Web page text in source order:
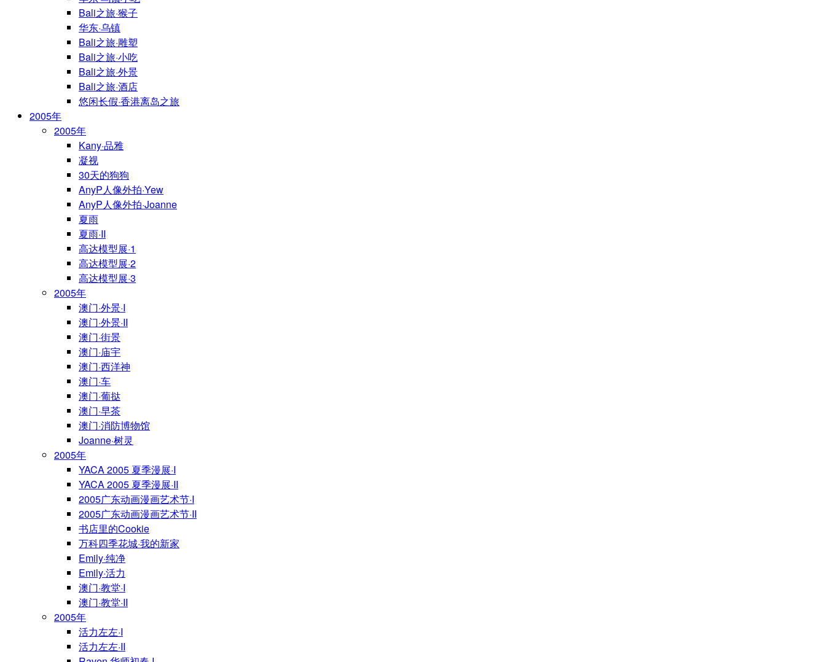
Bali之旅·猴子
华东·乌镇
Bali之旅·雕塑
Bali之旅·小吃
Bali之旅·外景
Bali之旅·酒店
悠闲长假·香港离岛之旅
2005年
2005年
Kany·品雅
凝视
30天的狗狗
AnyP人像外拍·Yew
AnyP人像外拍·Joanne
夏雨
夏雨·II
高达模型展·1
高达模型展·2
高达模型展·3
2005年
澳门·外景·I
澳门·外景·II
澳门·街景
澳门·庙宇
澳门·西洋神
澳门·车
澳门·葡挞
澳门·早茶
澳门·消防博物馆
Joanne·树灵
2005年
YACA 2005 夏季漫展·I
YACA 2005 夏季漫展·II
2005广东动画漫画艺术节·I
2005广东动画漫画艺术节·II
书店里的Cookie
万科四季花城·我的新家
Emily·纯净
Emily·活力
澳门·教堂·I
澳门·教堂·II
2005年
活力左左·I
活力左左·II